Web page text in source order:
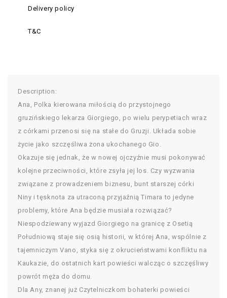
Delivery policy
T&C
Description:
Ana, Polka kierowana miłością do przystojnego
gruzińskiego lekarza Giorgiego, po wielu perypetiach wraz
z córkami przenosi się na stałe do Gruzji. Układa sobie
życie jako szczęśliwa żona ukochanego Gio.
Okazuje się jednak, że w nowej ojczyźnie musi pokonywać
kolejne przeciwności, które zsyła jej los. Czy wyzwania
związane z prowadzeniem biznesu, bunt starszej córki
Niny i tęsknota za utraconą przyjaźnią Timara to jedyne
problemy, które Ana będzie musiała rozwiązać?
Niespodziewany wyjazd Giorgiego na granicę z Osetią
Południową staje się osią historii, w której Ana, wspólnie z
tajemniczym Vano, styka się z okrucieństwami konfliktu na
Kaukazie, do ostatnich kart powieści walcząc o szczęśliwy
powrót męża do domu.
Dla Any, znanej już Czytelniczkom bohaterki powieści